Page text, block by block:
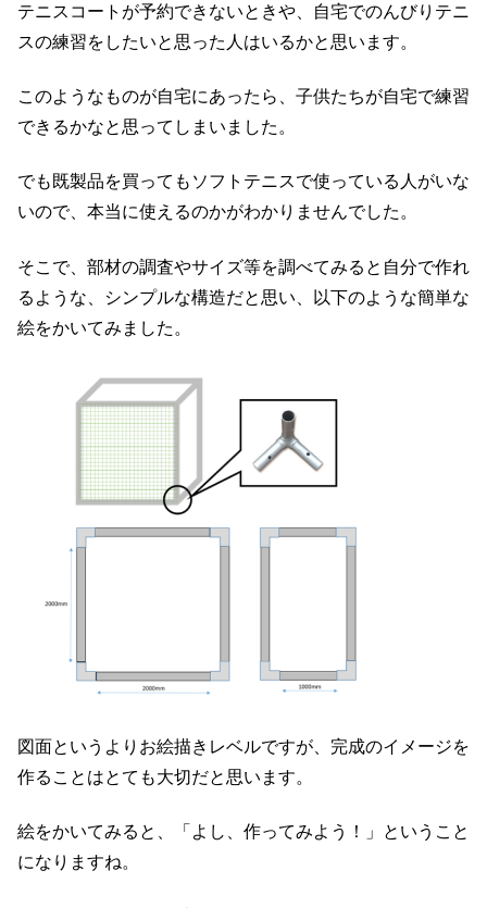
テニスコートが予約できないときや、自宅でのんびりテニ
スの練習をしたいと思った人はいるかと思います。
このようなものが自宅にあったら、子供たちが自宅で練習
できるかなと思ってしまいました。
でも既製品を買ってもソフトテニスで使っている人がいな
いので、本当に使えるのかがわかりませんでした。
そこで、部材の調査やサイズ等を調べてみると自分で作れ
るような、シンプルな構造だと思い、以下のような簡単な
絵をかいてみました。
図面というよりお絵描きレベルですが、完成のイメージを
作ることはとても大切だと思います。
絵をかいてみると、「よし、作ってみよう！」ということ
になりますね。